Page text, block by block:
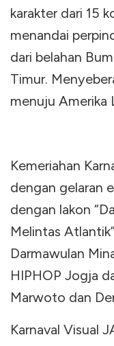
karakter dari 15
menandai
dari belahan
Timur.
menuju Amerika
Kemeriahan
dengan gelaran
dengan lakon
Melintas
Darmawulan
HIPHOP Jogja
Marwoto dan
Karnaval Visual